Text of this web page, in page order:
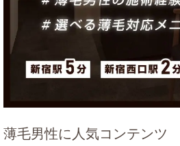
薄毛男性に人気コンテンツ